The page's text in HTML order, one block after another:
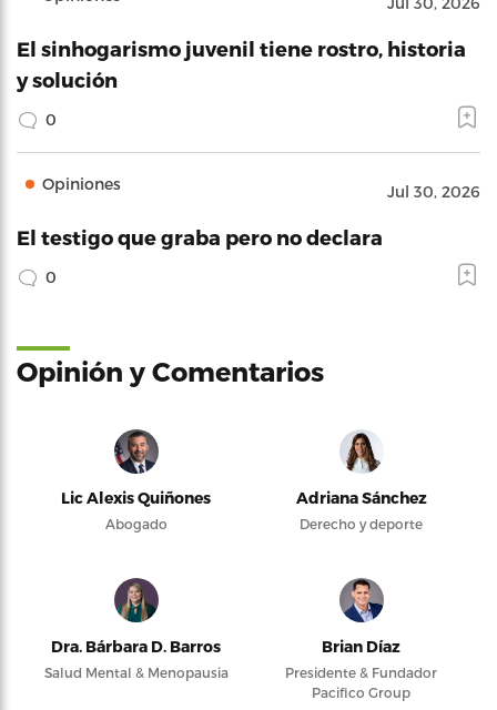
El sinhogarismo juvenil tiene rostro, historia
y solución
0
Opiniones Jul 30, 2026
El testigo que graba pero no declara
0
Opinión y Comentarios
Lic Alexis Quiñones
Abogado
Adriana Sánchez
Derecho y deporte
Dra. Bárbara D. Barros
Salud Mental & Menopausia
Brian Díaz
Presidente & Fundador
Pacifico Group